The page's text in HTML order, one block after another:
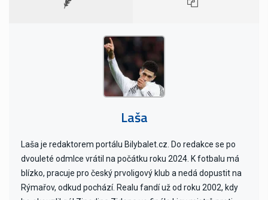
Laša
Laša je redaktorem portálu Bilybalet.cz. Do redakce se po
dvouleté odmlce vrátil na počátku roku 2024. K fotbalu má
blízko, pracuje pro český prvoligový klub a nedá dopustit na
Rýmařov, odkud pochází. Realu fandí už od roku 2002, kdy